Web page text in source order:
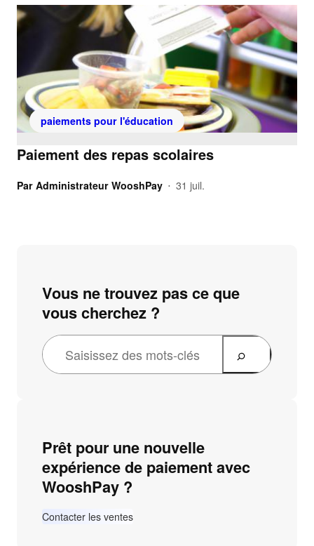
paiements pour l'éducation
Paiement des repas scolaires
Par Administrateur WooshPay • 31 juil.
Vous ne trouvez pas ce que
vous cherchez ?
Prêt pour une nouvelle
expérience de paiement avec
WooshPay ?
Contacter les ventes